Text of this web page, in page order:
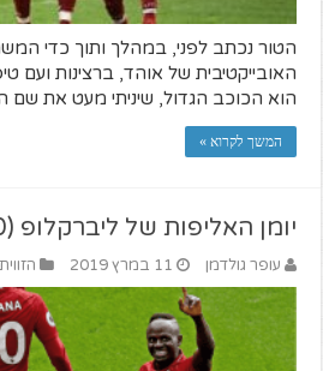
הטור נכתב לפני, במהלך ותוך כדי
האובייקטיבית של אוהד, ברצינות ועם
הוא הכוכב הגדול, שיניתי מעט את שם
המשך לקרוא »
יומן האליפות של ליברקלופ (30): ברנלי. ניצחון.
עופר גולדמן 11 במרץ 2019